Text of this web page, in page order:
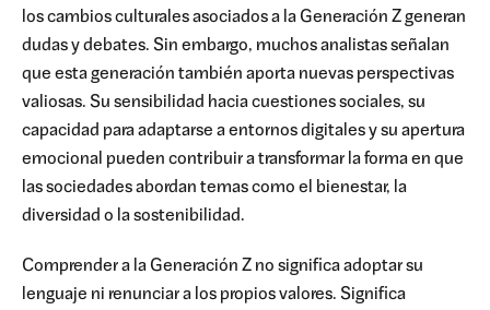
los cambios culturales asociados a la Generación Z generan
dudas y debates. Sin embargo, muchos analistas señalan
que esta generación también aporta nuevas perspectivas
valiosas. Su sensibilidad hacia cuestiones sociales, su
capacidad para adaptarse a entornos digitales y su apertura
emocional pueden contribuir a transformar la forma en que
las sociedades abordan temas como el bienestar, la
diversidad o la sostenibilidad.
Comprender a la Generación Z no significa adoptar su
lenguaje ni renunciar a los propios valores. Significa